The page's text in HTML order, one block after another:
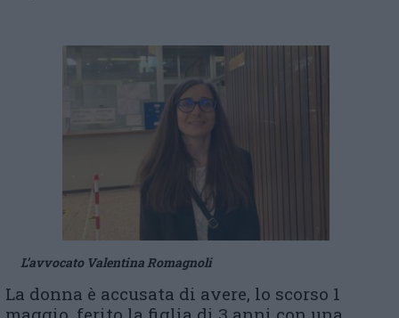
L’avvocato Valentina Romagnoli
La donna è accusata di avere, lo scorso 1